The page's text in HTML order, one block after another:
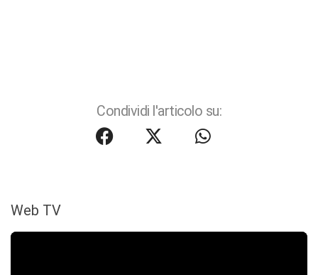
Condividi l'articolo su:
Web TV